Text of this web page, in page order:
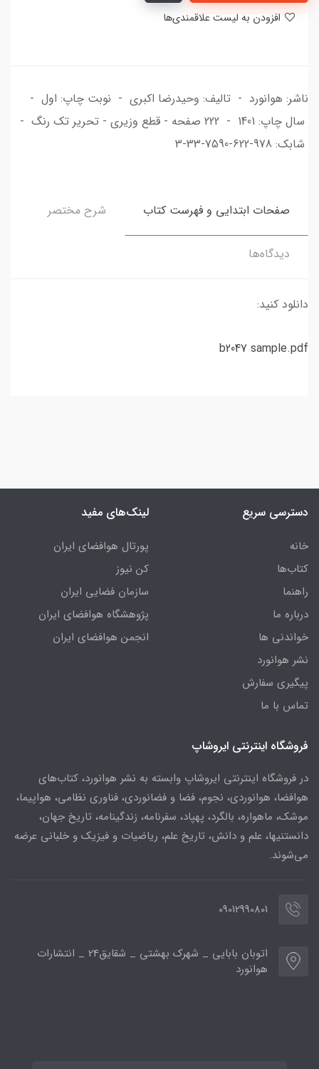
ناشر: هوانورد - تاليف: وحیدرضا اکبری - نوبت چاپ: اول -
سال چاپ: 1401 - 222 صفحه - قطع وزیری - تحریر تک رنگ -
شابک: 978-622-7590-33-3
صفحات ابتدایی و فهرست کتاب شرح مختصر
دیدگاه‌ها
دانلود کنید:
b2047 sample.pdf
دسترسی سریع
خانه
کتاب‌ها
راهنما
درباره ما
خواندنی ها
نشر هوانورد
پیگیری سفارش
تماس با ما
لینک‌های مفید
پورتال هوافضای ایران
کن نیوز
سازمان فضایی ایران
پژوهشگاه هوافضای ایران
انجمن هوافضای ایران
فروشگاه اینترنتی ایروشاپ
در فروشگاه اینترنتی ایروشاپ وابسته به نشر هوانورد، کتاب‌های
هوافضا، هوانوردی، نجوم، فضا و فضانوردی، فناوری نظامی، هواپیما،
موشک، ماهواره، بالگرد، پهپاد، سفرنامه، زندگینامه، تاریخ جهان،
دانستنیها، علم و دانش، تاریخ علم، ریاضیات و فیزیک و خلبانی عرضه
می‌شوند.
09012990801
اتوبان بابایی _ شهرک بهشتی _ شقایق24 _ انتشارات
هوانورد